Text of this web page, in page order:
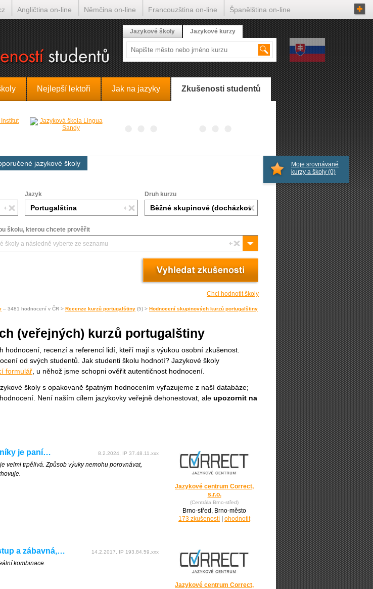
Nejlepší lektoři Jak na jazyky Zkušenosti studentů
jazykové školy
Jazyk Druh kurzu
školu, kterou chcete prověřit
Chci hodnotit školy
– 3481 hodnocení v ČR > Recenze kurzů portugalštiny (5) > Hodnocení skupinových kurzů portugalštiny
(veřejných) kurzů portugalštiny
hodnocení, recenzí a referencí lidí, kteří mají s výukou osobní zkušenost.
od svých studentů. Jak studenti školu hodnotí? Jazykové školy
formulář , u něhož jsme schopni ověřit autentičnost hodnocení.
školy s opakovaně špatným hodnocením vyřazujeme z naší databáze;
Není naším cílem jazykovky veřejně dehonestovat, ale upozornit na
je paní… 8.2.2024, IP 37.48.11.xxx
velmi trpělivá. Způsob výuky nemohu porovnávat,
Jazykové centrum Correct,
s.r.o.
(Centrála Brno-střed)
Brno-střed, Brno-město
173 zkušeností
ohodnotit
a zábavná,… 14.2.2017, IP 193.84.59.xxx
kombinace.
Jazykové centrum Correct,
Moje srovnávané
kurzy a školy (0)
Jazykové školy Jazykové kurzy
Angličtina on-line Němčina on-line Francouzština on-line Španělština on-line